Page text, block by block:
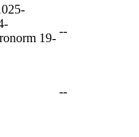
19-
--
--